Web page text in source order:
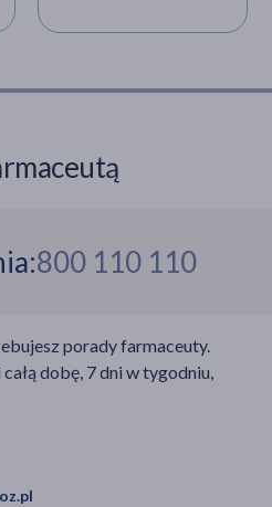
800 110 110
porady farmaceuty.
dobę, 7 dni w tygodniu,